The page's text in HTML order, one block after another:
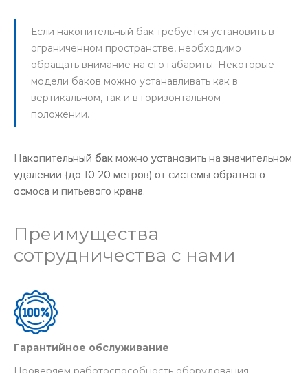
Если накопительный бак требуется установить в
ограниченном пространстве, необходимо
обращать внимание на его габариты. Некоторые
модели баков можно устанавливать как в
вертикальном, так и в горизонтальном
положении.
Накопительный бак можно установить на значительном
удалении (до 10-20 метров) от системы обратного
осмоса и питьевого крана.
Преимущества
сотрудничества с нами
Гарантийное обслуживание